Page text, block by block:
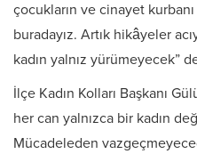
çocukların ve cinayet kurbanı
buradayız. Artık hikâyeler
kadın yalnız yürümeyecek”
İlçe Kadın Kolları Başkanı
her can yalnızca bir kadın
Mücadeleden